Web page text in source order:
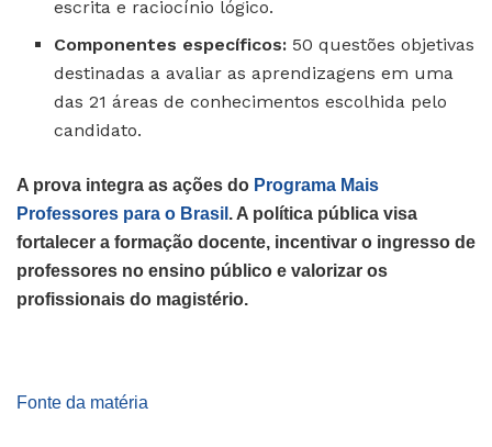
escrita e raciocínio lógico.
Componentes específicos: 50 questões objetivas
destinadas a avaliar as aprendizagens em uma
das 21 áreas de conhecimentos escolhida pelo
candidato.
A prova integra as ações do Programa Mais
Professores para o Brasil . A política pública visa
fortalecer a formação docente, incentivar o ingresso de
professores no ensino público e valorizar os
profissionais do magistério.
Fonte da matéria